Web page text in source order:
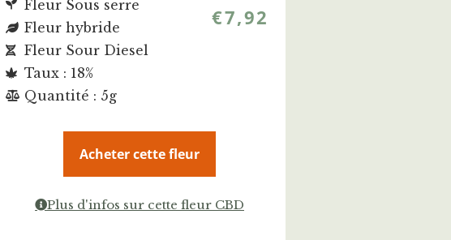
Fleur Sous serre
Fleur hybride
Fleur Sour Diesel
Taux : 18%
Quantité : 5g
€7,92
Acheter cette fleur
Plus d'infos sur cette fleur CBD